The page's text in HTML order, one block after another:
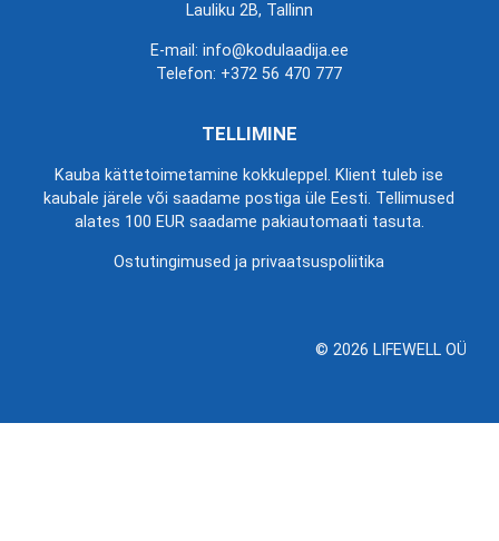
Lauliku 2B, Tallinn
E-mail: info@kodulaadija.ee
Telefon: +372 56 470 777
TELLIMINE
Kauba kättetoimetamine kokkuleppel. Klient tuleb ise
kaubale järele või saadame postiga üle Eesti. Tellimused
alates 100 EUR saadame pakiautomaati tasuta.
Ostutingimused ja privaatsuspoliitika
© 2026 LIFEWELL OÜ